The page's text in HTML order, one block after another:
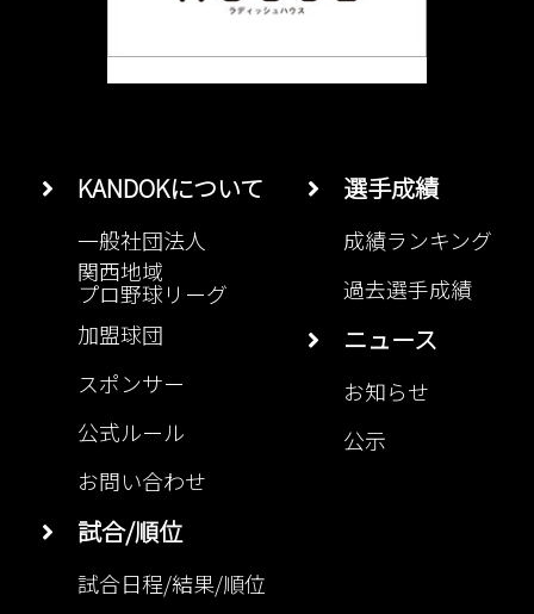
KANDOKについて
一般社団法人
関西地域
プロ野球リーグ
加盟球団
スポンサー
公式ルール
お問い合わせ
試合/順位
試合日程/結果/順位
選手成績
成績ランキング
過去選手成績
ニュース
お知らせ
公示